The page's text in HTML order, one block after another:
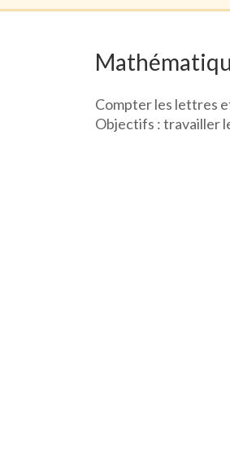
Compter les lettres
Objectifs : travailler